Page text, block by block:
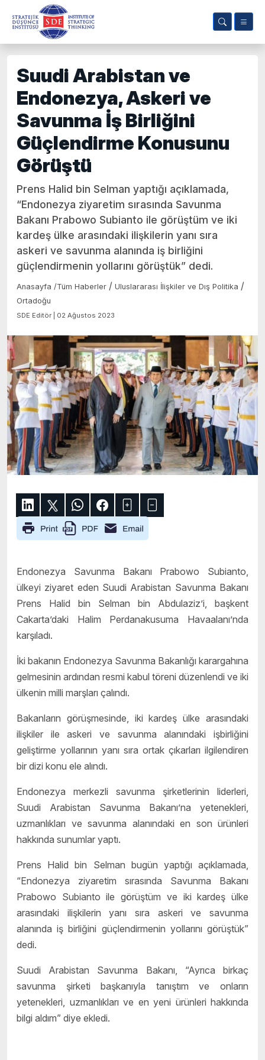
Suudi Arabistan ve
Endonezya, Askeri ve
Savunma İş Birliğini
Güçlendirme Konusunu
Görüştü
Prens Halid bin Selman yaptığı açıklamada,
“Endonezya ziyaretim sırasında Savunma
Bakanı Prabowo Subianto ile görüştüm ve iki
kardeş ülke arasındaki ilişkilerin yanı sıra
askeri ve savunma alanında iş birliğini
güçlendirmenin yollarını görüştük” dedi.
Anasayfa /Tüm Haberler / Uluslararası İlişkiler ve Dış Politika /
Ortadoğu
SDE Editör | 02 Ağustos 2023
Endonezya Savunma Bakanı Prabowo Subianto,
ülkeyi ziyaret eden Suudi Arabistan Savunma Bakanı
Prens Halid bin Selman bin Abdulaziz’i, başkent
Cakarta’daki Halim Perdanakusuma Havaalanı’nda
karşıladı.
İki bakanın Endonezya Savunma Bakanlığı karargahına
gelmesinin ardından resmi kabul töreni düzenlendi ve iki
ülkenin milli marşları çalındı.
Bakanların görüşmesinde, iki kardeş ülke arasındaki
ilişkiler ile askeri ve savunma alanındaki işbirliğini
geliştirme yollarının yanı sıra ortak çıkarları ilgilendiren
bir dizi konu ele alındı.
Endonezya merkezli savunma şirketlerinin liderleri,
Suudi Arabistan Savunma Bakanı’na yetenekleri,
uzmanlıkları ve savunma alanındaki en son ürünleri
hakkında sunumlar yaptı.
Prens Halid bin Selman bugün yaptığı açıklamada,
“Endonezya ziyaretim sırasında Savunma Bakanı
Prabowo Subianto ile görüştüm ve iki kardeş ülke
arasındaki ilişkilerin yanı sıra askeri ve savunma
alanında iş birliğini güçlendirmenin yollarını görüştük”
dedi.
Suudi Arabistan Savunma Bakanı, “Ayrıca birkaç
savunma şirketi başkanıyla tanıştım ve onların
yetenekleri, uzmanlıkları ve en yeni ürünleri hakkında
bilgi aldım” diye ekledi.